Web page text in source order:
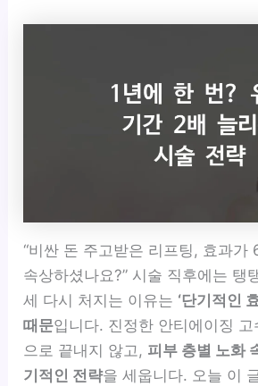
“비싼 돈 주고받은 리프팅, 효과가
속상하셨나요?” 시술 직후에는 탱
세 다시 처지는 이유는 ‘단기적인
때문입니다. 진정한 안티에이징
으로 끝내지 않고, 피부 층별 노화
기적인 전략을 세웁니다. 오늘 이